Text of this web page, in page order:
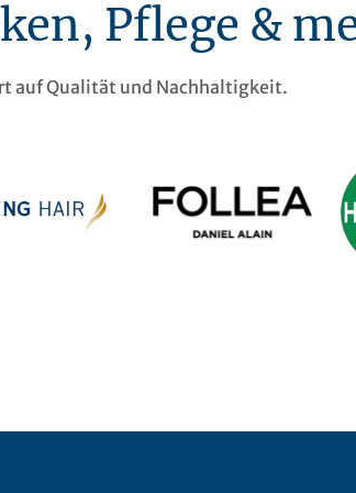
Pflege &
auf Qualität und Nachhaltigkeit.